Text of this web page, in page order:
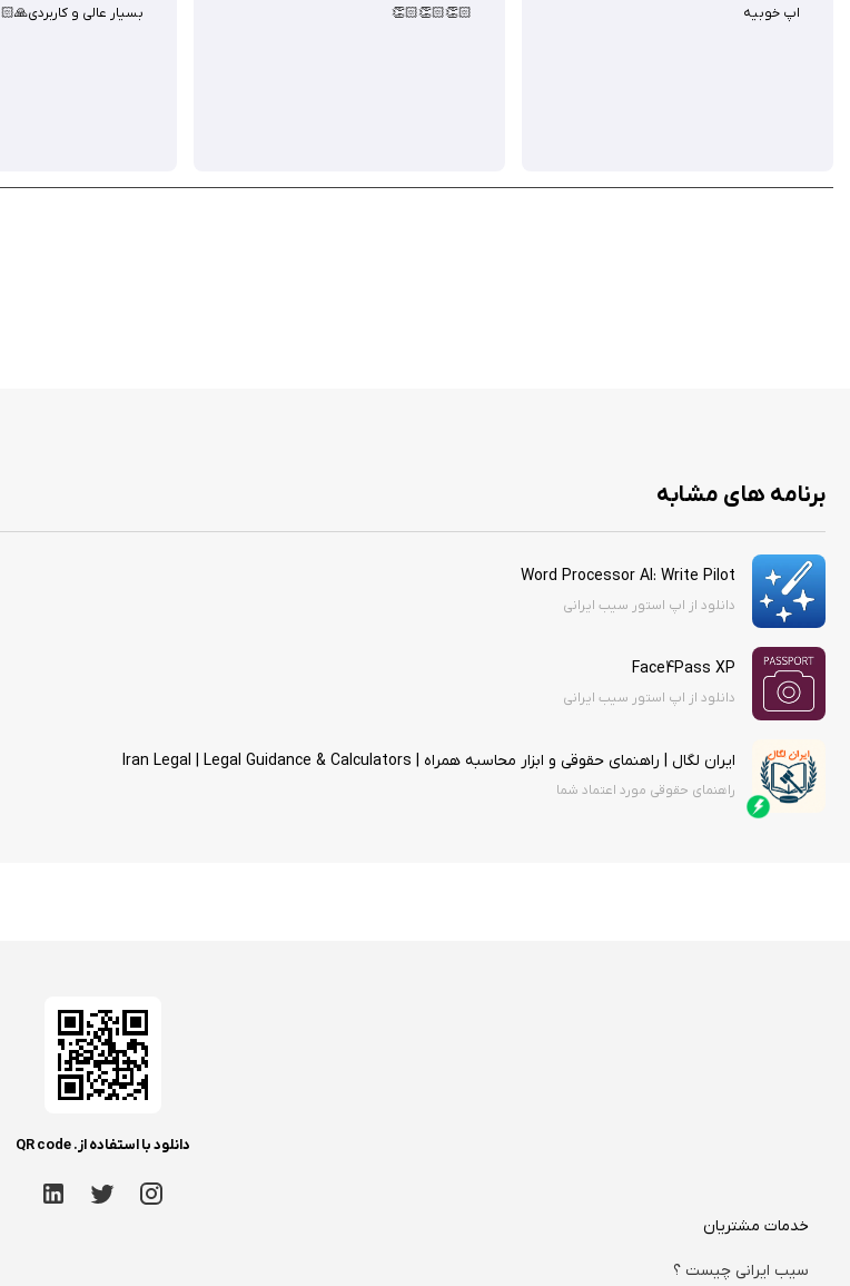
اپ خوبیه 👏🏻👏🏻👏🏻 بسیار عالی و کاربردی🙏🏻
برنامه های مشابه
Word Processor AI: Write Pilot
دانلود از اپ استور سیب ایرانی
Face4Pass XP
دانلود از اپ استور سیب ایرانی
ایران لگال | راهنمای حقوقی و ابزار محاسبه همراه | Iran Legal | Legal Guidance & Calculators
راهنمای حقوقی مورد اعتماد شما
دانلود با استفاده از. QR code
خدمات مشتریان
سیب ایرانی چیست ؟